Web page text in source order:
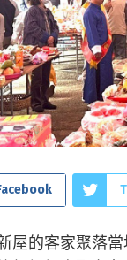
屋的客家聚落